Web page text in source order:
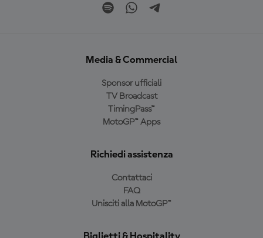
Media & Commercial
Sponsor ufficiali
TV Broadcast
TimingPass™
MotoGP™ Apps
Richiedi assistenza
Contattaci
FAQ
Unisciti alla MotoGP™